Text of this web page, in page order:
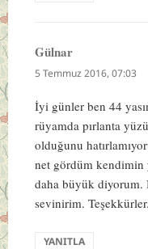
Gülnardedi
ki:
5 Temmuz 2016, 07:03
İyi günler ben 44
rüyamda pırlanta
olduğunu
net gördüm kendimin
daha büyük diyorum.
sevinirim. Teşekkürler.
YANITLA